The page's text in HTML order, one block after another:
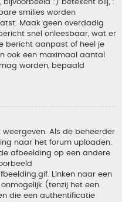
bijvoorbeeld :) betekent blij, :
smilies worden
Maak geen overdadig
snel onleesbaar, wat er
bericht aanpast of heel je
ook een maximaal aantal
worden, bepaald
Als de beheerder
naar het forum uploaden.
afbeelding op een andere
Linken naar een
(tenzij het een
die een authentificatie